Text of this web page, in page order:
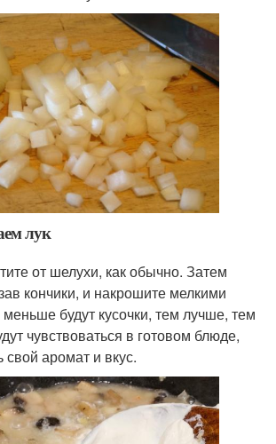
лук
от шелухи, как обычно. Затем
кончики, и накрошите мелкими
будут кусочки, тем лучше, тем
чувствоваться в готовом блюде,
свой аромат и вкус.